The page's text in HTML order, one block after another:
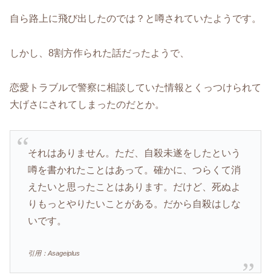
自ら路上に飛び出したのでは？と噂されていたようです。
しかし、8割方作られた話だったようで、
恋愛トラブルで警察に相談していた情報とくっつけられて
大げさにされてしまったのだとか。
それはありません。ただ、自殺未遂をしたという
噂を書かれたことはあって。確かに、つらくて消
えたいと思ったことはあります。だけど、死ぬよ
りもっとやりたいことがある。だから自殺はしな
いです。
引用：Asageiplus